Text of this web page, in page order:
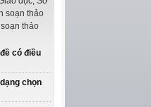
soạn thảo
thảo
có điều
chọn